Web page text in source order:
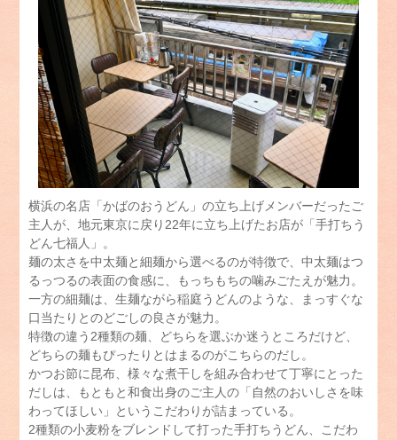
横浜の名店「かばのおうどん」の立ち上げメンバーだったご
主人が、地元東京に戻り22年に立ち上げたお店が「手打ちう
どん七福人」。
麺の太さを中太麺と細麺から選べるのが特徴で、中太麺はつ
るっつるの表面の食感に、もっちもちの噛みごたえが魅力。
一方の細麺は、生麺ながら稲庭うどんのような、まっすぐな
口当たりとのどごしの良さが魅力。
特徴の違う2種類の麺、どちらを選ぶか迷うところだけど、
どちらの麺もぴったりとはまるのがこちらのだし。
かつお節に昆布、様々な煮干しを組み合わせて丁寧にとった
だしは、もともと和食出身のご主人の「自然のおいしさを味
わってほしい」というこだわりが詰まっている。
2種類の小麦粉をブレンドして打った手打ちうどん、こだわ